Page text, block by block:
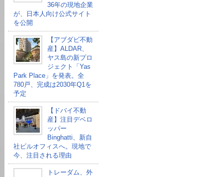
36年の現地企業
が、日本人向け公式サイト
を公開
【アブダビ不動
産】ALDAR、
ヤス島の新プロ
ジェクト「Yas
Park Place」を発表。全
780戸、完成は2030年Q1を
予定
【ドバイ不動
産】注目デベロ
ッパー
Binghatti、新自
社ビルオフィスへ。現地で
今、注目される理由
トレーダム、外